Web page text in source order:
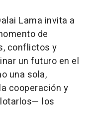
Lama invita a
de
conflictos y
un futuro en el
una sola,
cooperación y
los